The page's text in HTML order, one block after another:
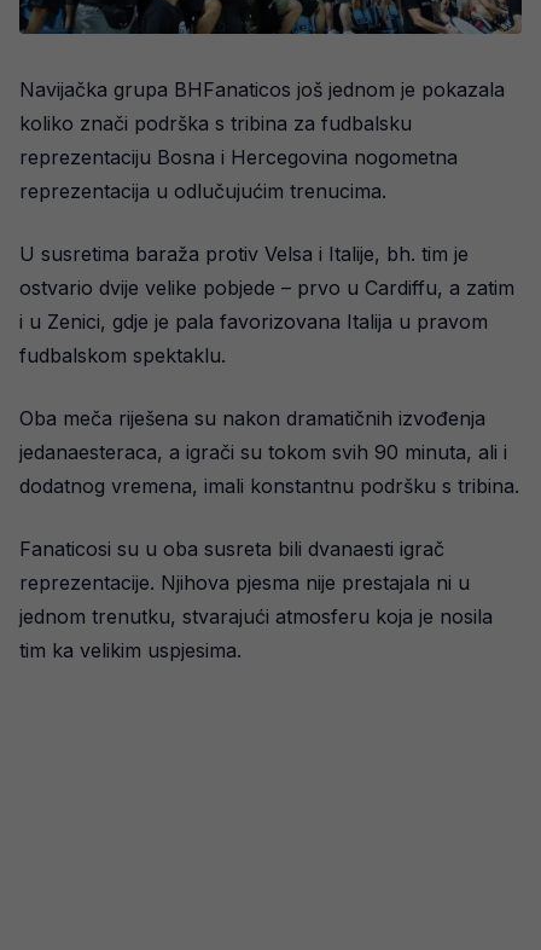
Navijačka grupa BHFanaticos još jednom je pokazala
koliko znači podrška s tribina za fudbalsku
reprezentaciju Bosna i Hercegovina nogometna
reprezentacija u odlučujućim trenucima.
U susretima baraža protiv Velsa i Italije, bh. tim je
ostvario dvije velike pobjede – prvo u Cardiffu, a zatim
i u Zenici, gdje je pala favorizovana Italija u pravom
fudbalskom spektaklu.
Oba meča riješena su nakon dramatičnih izvođenja
jedanaesteraca, a igrači su tokom svih 90 minuta, ali i
dodatnog vremena, imali konstantnu podršku s tribina.
Fanaticosi su u oba susreta bili dvanaesti igrač
reprezentacije. Njihova pjesma nije prestajala ni u
jednom trenutku, stvarajući atmosferu koja je nosila
tim ka velikim uspjesima.